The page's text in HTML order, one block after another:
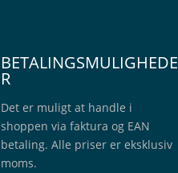
BETALINGSMULIGHEDE
R
Det er muligt at handle i
shoppen via faktura og EAN
betaling. Alle priser er eksklusiv
moms.